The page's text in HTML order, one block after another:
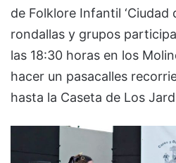
de Folklore Infantil ‘Ciudad
rondallas y grupos
las 18:30 horas en los
hacer un pasacalles
hasta la Caseta de Los